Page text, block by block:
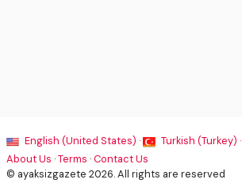
English (United States) ·
Turkish (Turkey) ·
About Us ·Terms ·Contact Us
© ayaksizgazete 2026. All rights are reserved